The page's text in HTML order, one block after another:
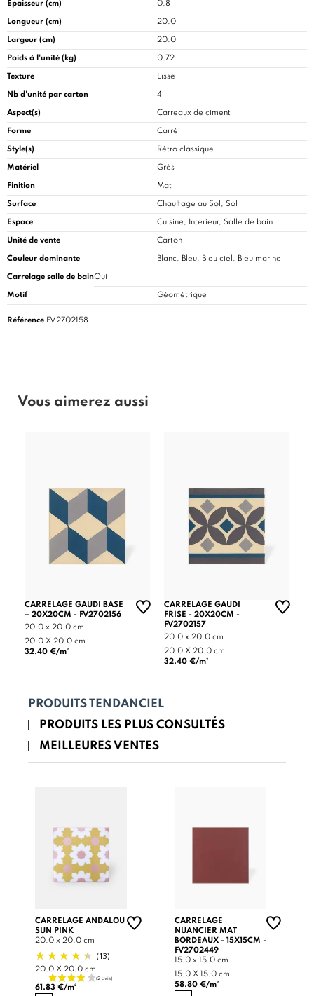
Épaisseur (cm) 0.8
Longueur (cm) 20.0
Largeur (cm) 20.0
Poids à l'unité (kg) 0.72
Texture Lisse
Nb d'unité par carton 4
Aspect(s) Carreaux de ciment
Forme Carré
Style(s) Rétro classique
Matériel Grès
Finition Mat
Surface Chauffage au Sol, Sol
Espace Cuisine, Intérieur, Salle de bain
Unité de vente Carton
Couleur dominante Blanc, Bleu, Bleu ciel, Bleu marine
Carrelage salle de bainOui
Motif Géométrique
Référence FV2702158
Vous aimerez aussi
CARRELAGE GAUDI BASE
– 20X20CM - FV2702156
20.0 x 20.0 cm
20.0 X 20.0 cm
32.40 €/m²
CARRELAGE GAUDI
FRISE - 20X20CM -
FV2702157
20.0 x 20.0 cm
20.0 X 20.0 cm
32.40 €/m²
PRODUITS TENDANCIEL
PRODUITS LES PLUS CONSULTÉS
MEILLEURES VENTES
CARRELAGE ANDALOU
SUN PINK
20.0 x 20.0 cm
(13)
20.0 X 20.0 cm
61.83 €/m²
CARRELAGE
NUANCIER MAT
BORDEAUX - 15X15CM -
FV2702449
15.0 x 15.0 cm
15.0 X 15.0 cm
58.80 €/m²